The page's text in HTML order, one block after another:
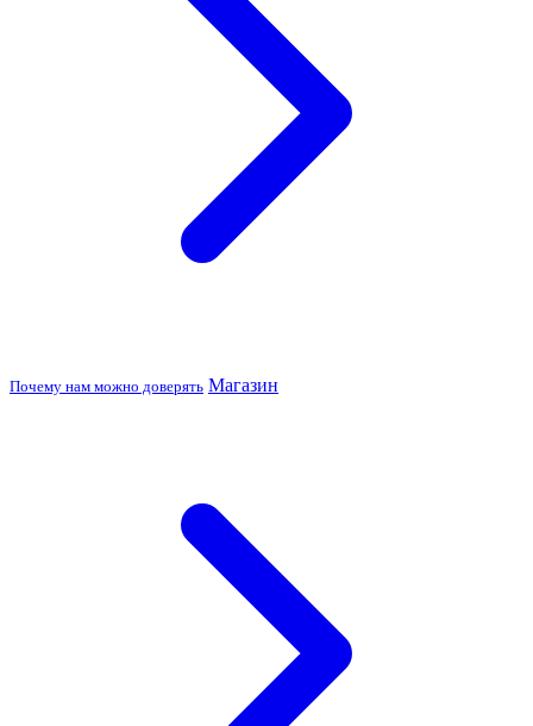
Почему нам можно доверять Магазин